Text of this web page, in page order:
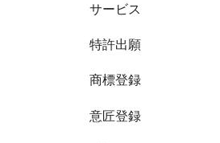
サービス
特許出願
商標登録
意匠登録